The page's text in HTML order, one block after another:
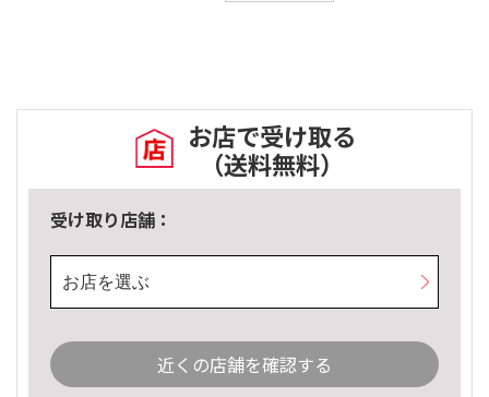
お店で受け取る
（送料無料）
受け取り店舗：
お店を選ぶ
近くの店舗を確認する